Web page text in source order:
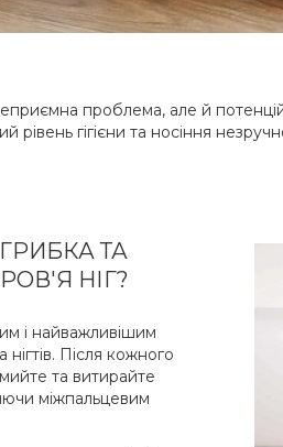
проблема, але й
гігієни та носіння
ТА
НІГ?
і найважливішим
Після кожного
та витирайте
міжпальцевим